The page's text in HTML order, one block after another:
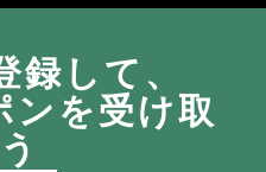
録して、
ンを受け取